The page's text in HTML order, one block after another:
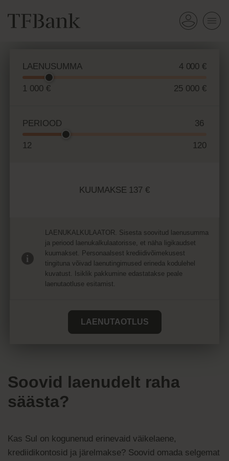
LAENUSUMMA
1 000 € 25 000 €
PERIOOD
12 120
KUUMAKSE 137 €
LAENUKALKULAATOR. Sisesta soovitud laenusumma
ja periood laenukalkulaatorisse, et näha ligikaudset
kuumakset. Personaalsest krediidivõimekusest
tingituna võivad laenutingimused erineda kodulehel
kuvatust. Isiklik pakkumine edastatakse peale
laenutaotluse esitamist.
LAENUTAOTLUS
Soovid laenudelt raha
säästa?
Kas Sul on kogunenud erinevaid väikelaene,
krediidikontosid ja järelmakse? Soovid omada selgemat